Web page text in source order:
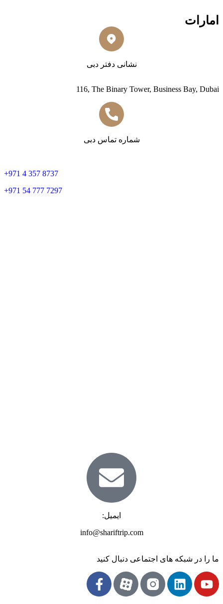
امارات
نشانی دفتر دبی
116, The Binary Tower, Business Bay, Dubai
شماره تماس دبی
+971 4 357 8737
+971 54 777 7297
ایمیل:
info@shariftrip.com
ما را در شبکه های اجتماعی دنبال کنید